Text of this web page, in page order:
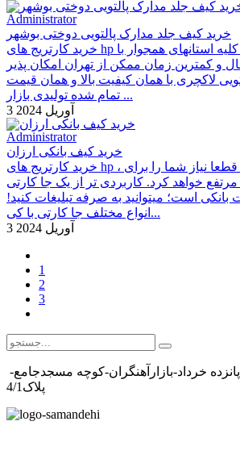
Administrator
خرید کیف جلد مدارک پالتویی دوختی بوشهر
خرید کارتریج های hp در شهر بوشهر و کلیه استانهای همجوار با
و کمترین زمان ممکن از تهران امکان پذیر
لاکچری با همان کیفیت بالا و همان قیمت
تمام شده تولیدی بازار ...
3 آوریل 2024
Administrator
خرید کیف بانکی ارزان
خرید کارتریج های hp ، با کیفیت خوب، قطعا نیاز شما را برای
مرتفع خواهد کرد. کاربردی تر از یک جا کارتی
است؛ میتوانید به صرفه تبلیغات کنید!
انواع مختلف جا کارتی با کی...
3 آوریل 2024
1
2
3
پلاک4/1